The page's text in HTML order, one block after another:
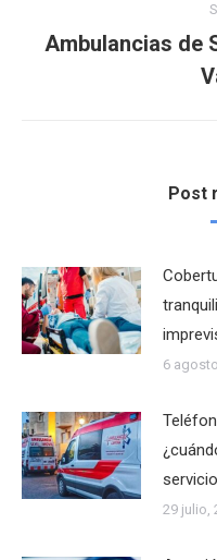
Ambulancias de
Post
6
29 julio,